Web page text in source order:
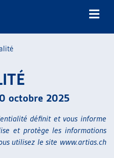
octobre 2025
définit et vous informe
et protège les informations
utilisez le site www.artias.ch